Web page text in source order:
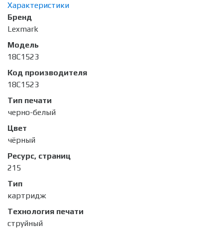
Характеристики
Бренд
Lexmark
Модель
18C1523
Код производителя
18C1523
Тип печати
черно-белый
Цвет
чёрный
Ресурс, страниц
215
Тип
картридж
Технология печати
струйный